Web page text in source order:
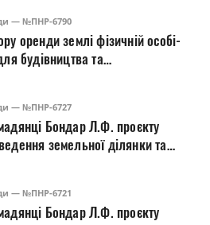
нежитловими приміщеннями
Карого, 7-А у м. Луцьку
— №ПНР-6790
оренди землі фізичній особі-
будівництва та
нежитловими приміщеннями
Карого, 7-А у м. Луцьку
— №ПНР-6727
Бондар Л.Ф. проєкту
земельної ділянки та
та обслуговування будівель і
електричної та теплової енергії
Мудрого у м. Луцьку
— №ПНР-6721
Бондар Л.Ф. проєкту